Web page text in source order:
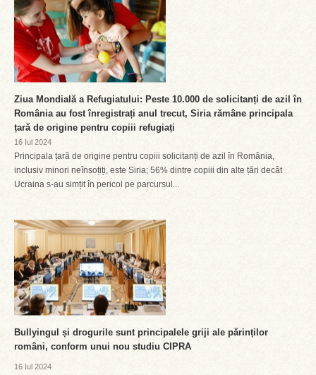
Ziua Mondială a Refugiatului: Peste 10.000 de solicitanți de azil în
România au fost înregistrați anul trecut, Siria rămâne principala
țară de origine pentru copiii refugiați
16 Iul 2024
Principala țară de origine pentru copiii solicitanți de azil în România,
inclusiv minori neînsoțiți, este Siria; 56% dintre copiii din alte țări decât
Ucraina s-au simțit în pericol pe parcursul...
Bullyingul și drogurile sunt principalele griji ale părinților
români, conform unui nou studiu CIPRA
16 Iul 2024